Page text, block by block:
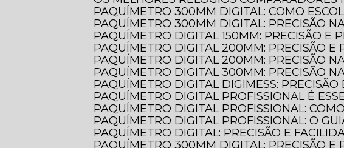
PAQUÍMETRO 300MM DIGITAL: COMO
PAQUÍMETRO 300MM DIGITAL: PRECISÃO
PAQUÍMETRO DIGITAL 150MM: PRECISÃO E
PAQUÍMETRO DIGITAL 200MM: PRECISÃO E
PAQUÍMETRO DIGITAL 200MM: PRECISÃO
PAQUÍMETRO DIGITAL 300MM: PRECISÃO
PAQUÍMETRO DIGITAL DIGIMESS:
PAQUÍMETRO DIGITAL PROFISSIONAL É
PAQUÍMETRO DIGITAL PROFISSIONAL:
PAQUÍMETRO DIGITAL PROFISSIONAL: O
PAQUÍMETRO DIGITAL: PRECISÃO E
PAQUÍMETRO 300MM DIGITAL: PRECISÃO E